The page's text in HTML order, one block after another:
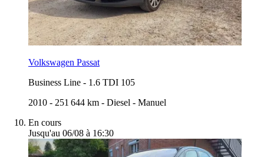
Volkswagen Passat
Business Line - 1.6 TDI 105
2010 - 251 644 km - Diesel - Manuel
En cours
Jusqu'au 06/08 à 16:30